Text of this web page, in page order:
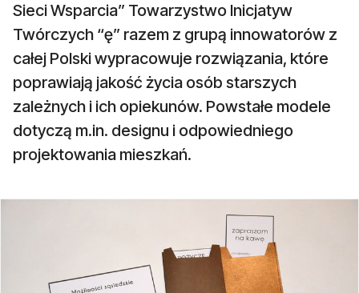
Sieci Wsparcia” Towarzystwo Inicjatyw
Twórczych “ę” razem z grupą innowatorów z
całej Polski wypracowuje rozwiązania, które
poprawiają jakość życia osób starszych
zależnych i ich opiekunów. Powstałe modele
dotyczą m.in. designu i odpowiedniego
projektowania mieszkań.